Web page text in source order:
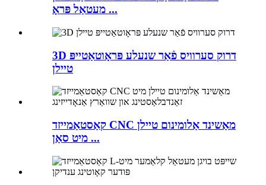
מעטאַל פּראָ ...
3D דרוק סערוויס פֿאַר שנעלע פּראָוטאַטייפּ
טיילן
קאַסטאַמייזד CNC מאַשינד אַלומינום טיילן
מיט סאַן ...